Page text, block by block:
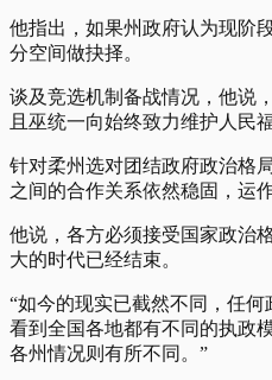
他指出，如果州政府认为现阶
分空间做抉择。
谈及竞选机制备战情况，他说
且巫统一向始终致力维护人民
针对柔州选对团结政府政治格
之间的合作关系依然稳固，运
他说，各方必须接受国家政治
大的时代已经结束。
“如今的现实已截然不同，任
看到全国各地都有不同的执政
各州情况则有所不同。”